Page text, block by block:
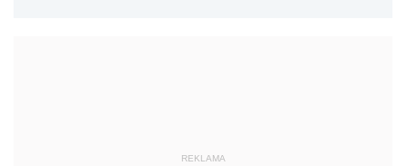
REKLAMA